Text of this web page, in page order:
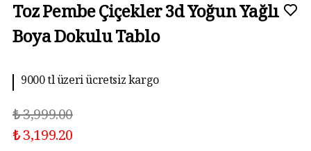
Toz Pembe Çiçekler 3d Yoğun Yağlı
Boya Dokulu Tablo
10 aya kadar taksit imkanı
₺ 3,999.00
₺ 3,199.20